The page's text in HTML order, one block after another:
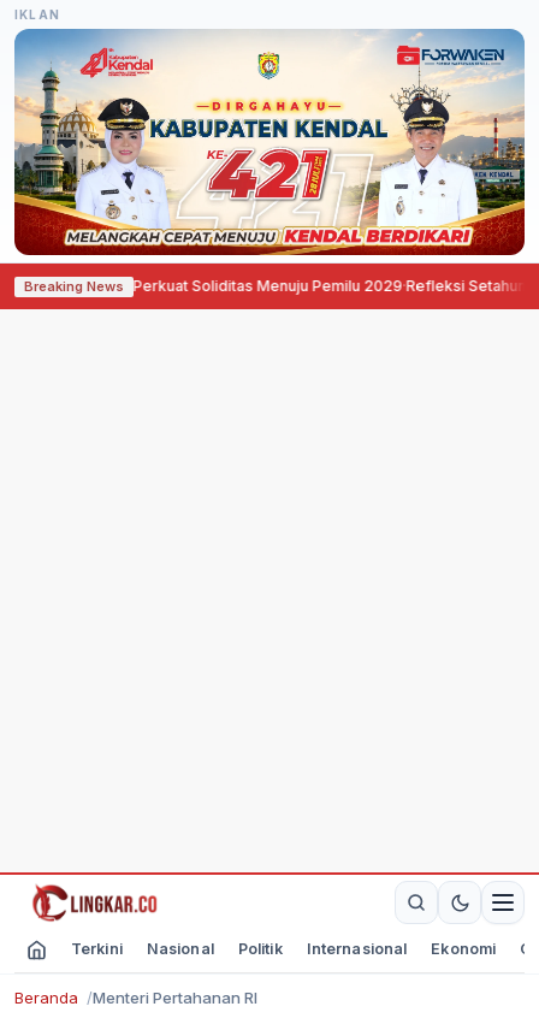
IKLAN
Breaking News
Semarang Perkuat Soliditas Menuju Pemilu 2029·Refleksi Setahun
Terkini Nasional Politik Internasional Ekonomi
Beranda Menteri Pertahanan RI